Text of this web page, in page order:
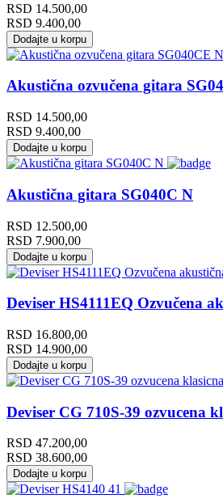
RSD 14.500,00
RSD 9.400,00
Dodajte u korpu
Akustična ozvučena gitara
RSD 14.500,00
RSD 9.400,00
Dodajte u korpu
Akustična gitara SG040C N
RSD 12.500,00
RSD 7.900,00
Dodajte u korpu
Deviser HS4111EQ Ozvučena
RSD 16.800,00
RSD 14.900,00
Dodajte u korpu
Deviser CG 710S-39 ozvucena
RSD 47.200,00
RSD 38.600,00
Dodajte u korpu